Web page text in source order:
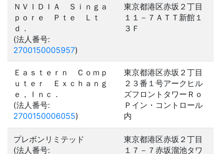
ＮＶＩＤＩＡ Ｓｉｎｇａ
ｐｏｒｅ Ｐｔｅ Ｌｔ
ｄ．
(法人番号:
2700150005957)
東京都港区赤坂２丁目
１１－７ＡＴＴ新館１
３Ｆ
Ｅａｓｔｅｒｎ Ｃｏｍｐ
ｕｔｅｒ Ｅｘｃｈａｎｇ
ｅ，Ｉｎｃ．
(法人番号:
2700150006055)
東京都港区赤坂２丁目
２３番１号アークヒル
ズフロントタワーＲｏ
Ｐイン・コントロール
内
プレボンリミテッド
(法人番号:
東京都港区赤坂２丁目
１７－７赤坂溜池タワ